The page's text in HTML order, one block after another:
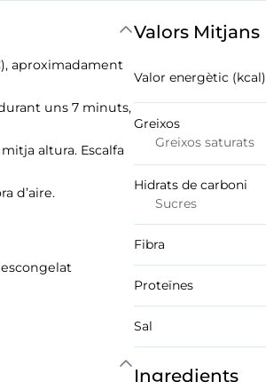
aproximadament
uns 7 minuts,
altura. Escalfa
d’aire.
Valors Mitjans
Valor energètic (kcal)
Greixos
Greixos saturats
Hidrats de carboni
Sucres
Fibra
Proteïnes
Sal
Ingredients